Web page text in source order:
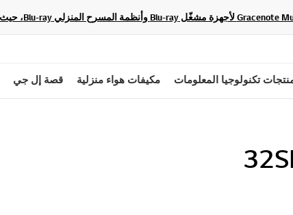
تكنولوجيا المعلومات مكيفات هواء منزلية قصة إل جي